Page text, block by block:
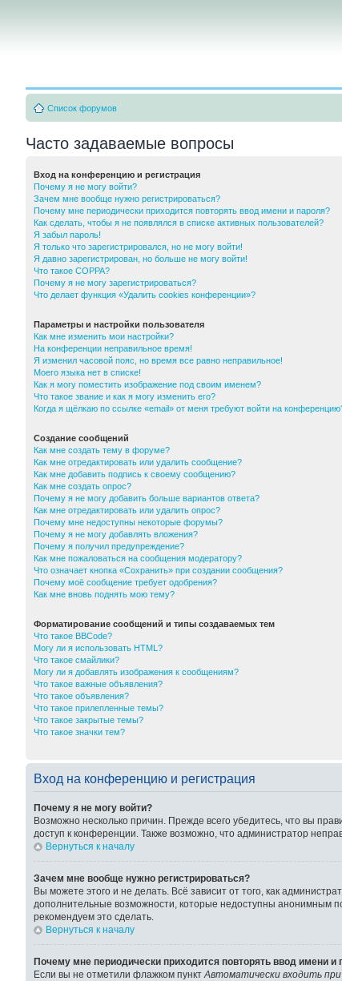
Список форумов
Часто задаваемые вопросы
Вход на конференцию и регистрация
Почему я не могу войти?
Зачем мне вообще нужно регистрироваться?
Почему мне периодически приходится повторять ввод имени и пароля?
Как сделать, чтобы я не появлялся в списке активных пользователей?
Я забыл пароль!
Я только что зарегистрировался, но не могу войти!
Я давно зарегистрирован, но больше не могу войти!
Что такое COPPA?
Почему я не могу зарегистрироваться?
Что делает функция «Удалить cookies конференции»?
Параметры и настройки пользователя
Как мне изменить мои настройки?
На конференции неправильное время!
Я изменил часовой пояс, но время все равно неправильное!
Моего языка нет в списке!
Как я могу поместить изображение под своим именем?
Что такое звание и как я могу изменить его?
Когда я щёлкаю по ссылке «email» от меня требуют войти на
Создание сообщений
Как мне создать тему в форуме?
Как мне отредактировать или удалить сообщение?
Как мне добавить подпись к своему сообщению?
Как мне создать опрос?
Почему я не могу добавить больше вариантов ответа?
Как мне отредактировать или удалить опрос?
Почему мне недоступны некоторые форумы?
Почему я не могу добавлять вложения?
Почему я получил предупреждение?
Как мне пожаловаться на сообщения модератору?
Что означает кнопка «Сохранить» при создании сообщения?
Почему моё сообщение требует одобрения?
Как мне вновь поднять мою тему?
Форматирование сообщений и типы создаваемых тем
Что такое BBCode?
Могу ли я использовать HTML?
Что такое смайлики?
Могу ли я добавлять изображения к сообщениям?
Что такое важные объявления?
Что такое объявления?
Что такое прилепленные темы?
Что такое закрытые темы?
Что такое значки тем?
Вход на конференцию и регистрация
Почему я не могу войти?
Возможно несколько причин. Прежде всего убедитесь, что вы
доступ к конференции. Также возможно, что администратор
Вернуться к началу
Зачем мне вообще нужно регистрироваться?
Вы можете этого и не делать. Всё зависит от того, как
дополнительные возможности, которые недоступны анонимным
рекомендуем это сделать.
Вернуться к началу
Почему мне периодически приходится повторять ввод имени и
Если вы не отметили флажком пунктАвтоматически входить